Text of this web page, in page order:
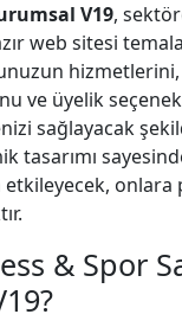
V19,
web sitesi
hizmetlerini,
ve üyelik
sağlayacak
tasarımı
& Spor